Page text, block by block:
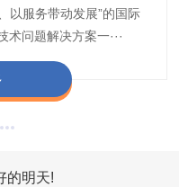
以服务带动发展”的国际
问题解决方案一···
解决方案30余载,励志于
质技术问题解决方···
唛印唛商标、织带服装颜
站式服务提供商,技···
粒剂,TF-W760,TF-W760
务实力提供商,···
的明天!